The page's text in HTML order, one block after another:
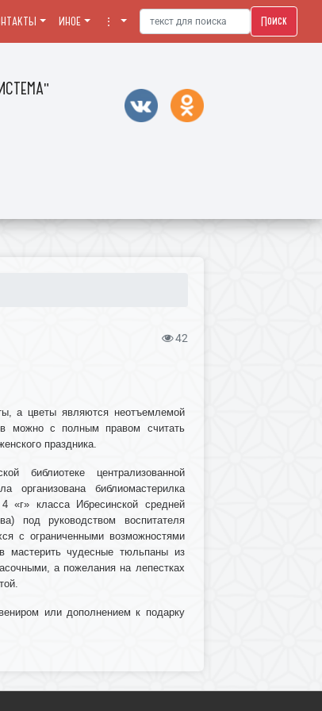
ИНОЕ ⋮ Поиск
42
а цветы являются неотъемлемой
можно с полным правом считать
праздника.
библиотеке централизованной
организована библиомастерилка
«г» класса Ибресинской средней
под руководством воспитателя
с ограниченными возможностями
мастерить чудесные тюльпаны из
а пожелания на лепестках
или дополнением к подарку